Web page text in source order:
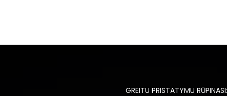
GREITU PRISTATYMU RŪPINASI: